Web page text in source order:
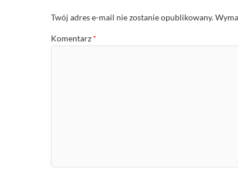
Twój adres e-mail nie zostanie opublikowany.
Komentarz *